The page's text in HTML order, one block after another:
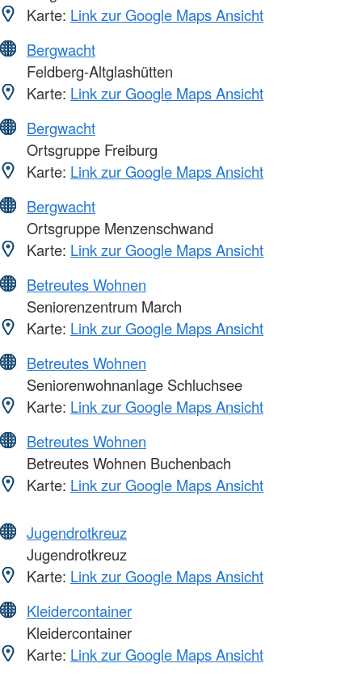
Karte: Link zur Google Maps Ansicht
Bergwacht
Feldberg-Altglashütten
Karte: Link zur Google Maps Ansicht
Bergwacht
Ortsgruppe Freiburg
Karte: Link zur Google Maps Ansicht
Bergwacht
Ortsgruppe Menzenschwand
Karte: Link zur Google Maps Ansicht
Betreutes Wohnen
Seniorenzentrum March
Karte: Link zur Google Maps Ansicht
Betreutes Wohnen
Seniorenwohnanlage Schluchsee
Karte: Link zur Google Maps Ansicht
Betreutes Wohnen
Betreutes Wohnen Buchenbach
Karte: Link zur Google Maps Ansicht
Jugendrotkreuz
Jugendrotkreuz
Karte: Link zur Google Maps Ansicht
Kleidercontainer
Kleidercontainer
Karte: Link zur Google Maps Ansicht